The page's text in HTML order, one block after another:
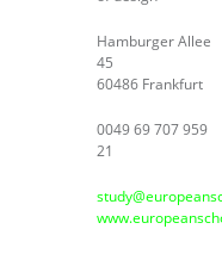
Hamburger Allee
45
60486 Frankfurt
0049 69 707 959
21